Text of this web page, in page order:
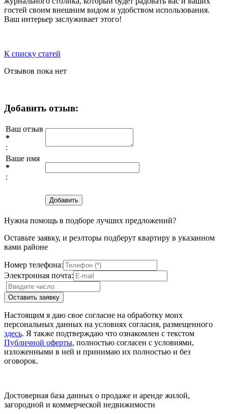
гостей своим внешним видом и удобством использования.
Ваш интерьер заслуживает этого!
К списку статей
Отзывов пока нет
Добавить отзыв:
Ваш отзыв
*
:
Ваше имя
*
:
Нужна помощь в подборе лучших предложений?
Оставьте заявку, и реэлторы подберут квартиру в указанном
вами районе
Номер телефона:
Электронная почта:
Настоящим я даю свое согласие на обработку моих
персональных данных на условиях согласия, размещенного
здесь. Я также подтверждаю что ознакомлен с текстом
Публичной оферты, полностью согласен с условиями,
изложенными в ней и принимаю их полностью и без
оговорок.
Достоверная база данных о продаже и аренде жилой,
загородной и коммерческой недвижимости